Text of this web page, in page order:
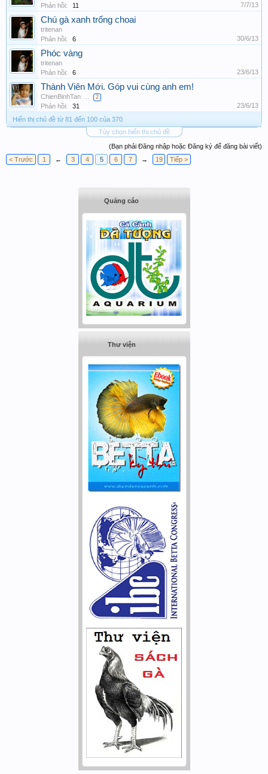
Phản hồi:
11 7/7/13
Chú gà xanh trống choai
tritenan
Phản hồi:
6 30/6/13
Phóc vàng
tritenan
Phản hồi:
6 23/6/13
Thành Viên Mới. Góp vui cùng anh em!
ChienBinhTan 2
Phản hồi: 31
23/6/13
Hiển thị chủ đề từ 81 đến 100 của 370
Tùy chọn hiển thị chủ đề
(Bạn phải Đăng nhập hoặc Đăng ký để đăng bài viết)
< Trước
1 ← 3 4 5 6 7 → 19 Tiếp >
Quảng cáo
Thư viện